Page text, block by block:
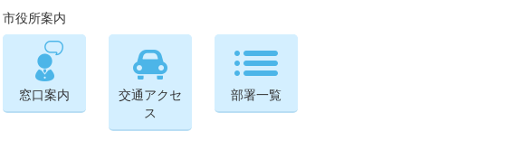
市役所案内
窓口案内
交通アクセ
ス
部署一覧